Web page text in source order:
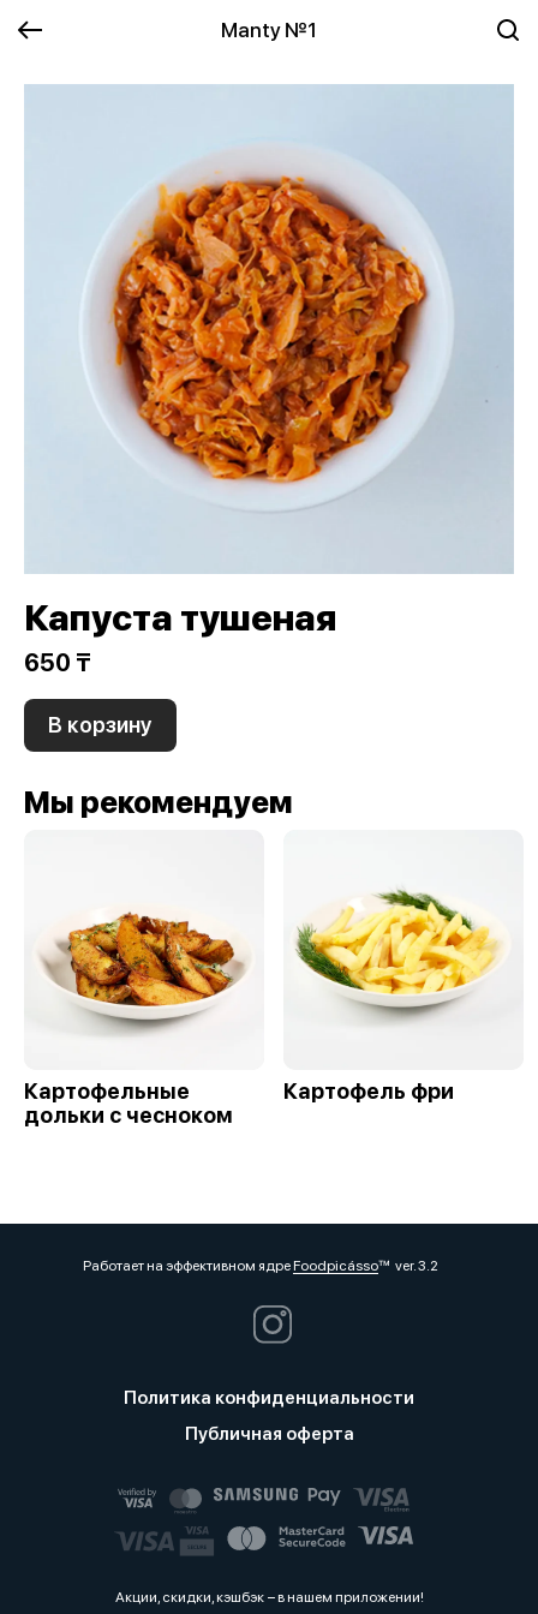
Manty №1
Капуста тушеная
650 ₸
В корзину
Мы рекомендуем
Картофельные
дольки с чесноком
Картофель фри
Работает на эффективном ядреFoodpicássover. 3.2
Политика конфиденциальности
Публичная оферта
Акции, скидки, кэшбэк − в нашем приложении!